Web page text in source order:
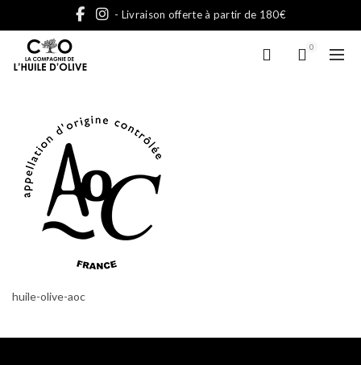
- Livraison offerte à partir de 180€
0
huile-olive-aoc